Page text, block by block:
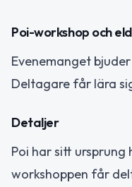
Poi-workshop och
Evenemanget
Deltagare får lära
Detaljer
Poi har sitt
workshoppen får